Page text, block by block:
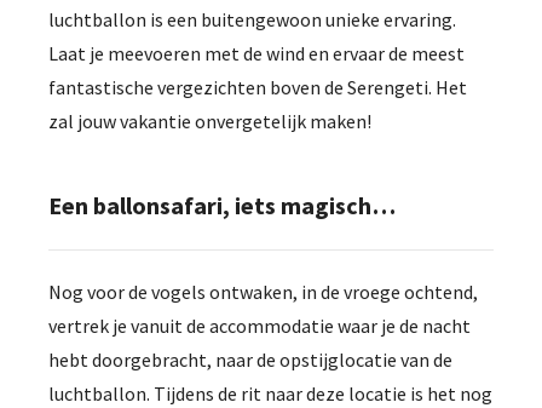
luchtballon is een buitengewoon unieke ervaring.
Laat je meevoeren met de wind en ervaar de meest
fantastische vergezichten boven de Serengeti. Het
zal jouw vakantie onvergetelijk maken!
Een ballonsafari, iets magisch…
Nog voor de vogels ontwaken, in de vroege ochtend,
vertrek je vanuit de accommodatie waar je de nacht
hebt doorgebracht, naar de opstijglocatie van de
luchtballon. Tijdens de rit naar deze locatie is het nog